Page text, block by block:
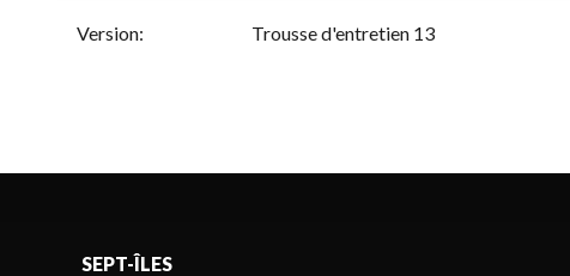
Version: Trousse d'entretien 13
SEPT-ÎLES